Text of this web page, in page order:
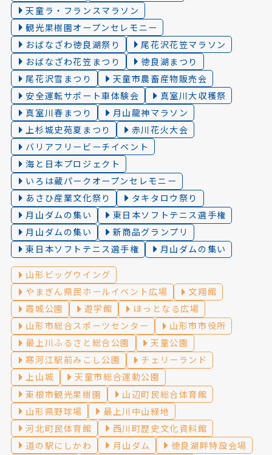
天童ラ・フランスマラソン
観光果樹園オープンセレモニー
おばなざわ徳良湖祭り
尾花沢花笠マラソン
おばなざわ花笠まつり
徳良湖まつり
尾花沢雪まつり
天童市農畜産物販売会
安全運転サポート車体験会
真室川大収穫祭
真室川春まつり
月山龍神マラソン
上杉城史苑夏まつり
赤川花火大会
バリアフリービーチイベント
海と日本プロジェクト
いろは蔵パークオープンセレモニー
あさひ産業文化祭り
タキタロウ祭り
月山ダムの集い
東日本ソフトテニス選手権
月山ダムの集い
新商品グランプリ
東日本ソフトテニス選手権
月山ダムの集い
山形ビッグウイング
やまぎん県民ホールイベント広場
文翔館
霞城公園
遊学館
ほっとなる広場
山形市総合スポーツセンター
山形市市役所
最上川ふるさと総合公園
天童公園
寒河江駅前みこし公園
チェリーランド
上山城
天童市総合運動公園
東根市観光果樹園
山辺町民総合体育館
山形県野球場
最上川中山緑地
河北町民体育館
西川町歴史文化資料館
道の駅にしかわ
月山ダム
徳良湖畔特設会場